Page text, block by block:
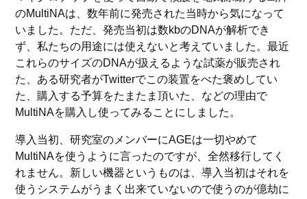
のMultiNAは、数年前に発売された当時から気になって
いました。ただ、発売当初は数kbのDNAが解析でき
ず、私たちの用途には使えないと考えていました。最近
これらのサイズのDNAが扱えるような試薬が販売され
た、ある研究者がTwitterでこの装置をべた褒めしてい
た、購入する予算をたまたま頂いた、などの理由で
MultiNAを購入し使ってみることにしました。
導入当初、研究室のメンバーにAGEは一切やめて
MultiNAを使うように言ったのですが、全然移行してく
れません。新しい機器というものは、導入当初はそれを
使うシステムがうまく出来ていないので使うのが億劫に